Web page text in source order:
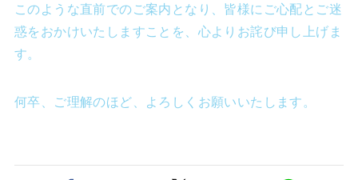
このような直前でのご案内となり、皆様にご心配とご迷
惑をおかけいたしますことを、心よりお詫び申し上げま
す。
何卒、ご理解のほど、よろしくお願いいたします。